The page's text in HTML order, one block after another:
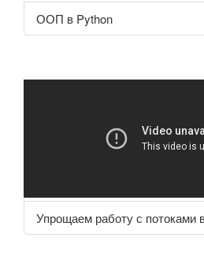
ООП в Python
Упрощаем работу с потоками